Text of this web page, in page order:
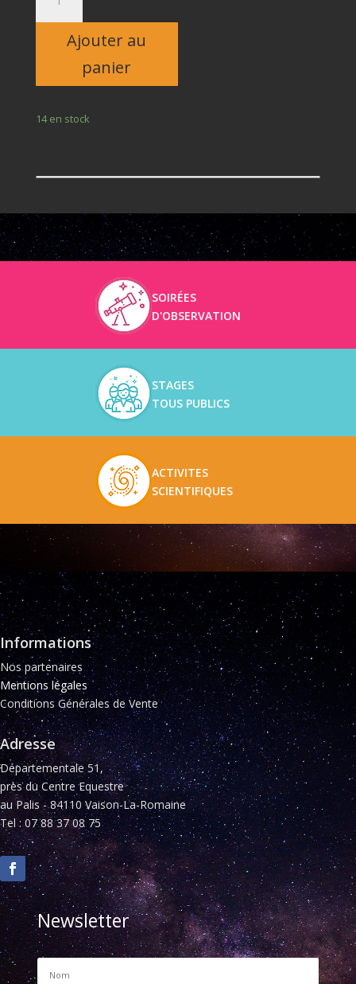
Enfant
Ajouter au
panier
14 en stock
SOIRÉES
D'OBSERVATION
STAGES
TOUS PUBLICS
ACTIVITES
SCIENTIFIQUES
Informations
Nos partenaires
Mentions légales
Conditions Générales de Vente
Adresse
Départementale 51,
près du Centre Equestre
au Palis - 84110 Vaison-La-Romaine
Tel : 07 88 37 08 75
Newsletter